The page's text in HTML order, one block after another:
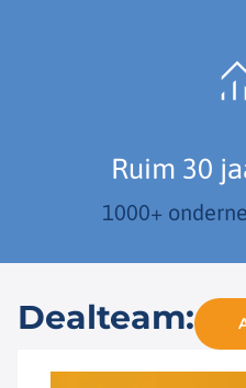
Ruim 30
1000+
Dealteam: